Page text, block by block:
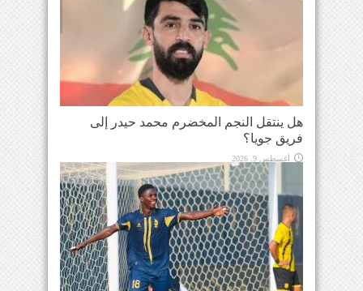
هل ينتقل النجم المخضرم محمد حيدر إلى
فريق جويا؟
أغسطس 9, 2026